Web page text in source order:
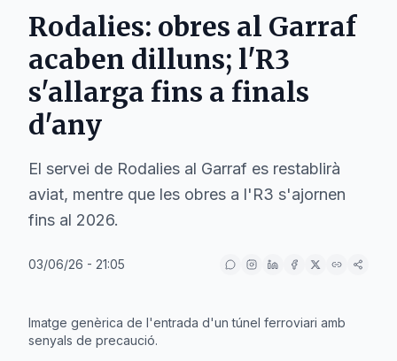
Rodalies: obres al Garraf
acaben dilluns; l'R3
s'allarga fins a finals
d'any
El servei de Rodalies al Garraf es restablirà
aviat, mentre que les obres a l'R3 s'ajornen
fins al 2026.
03/06/26 - 21:05
Imatge genèrica de l'entrada d'un túnel ferroviari amb
senyals de precaució.